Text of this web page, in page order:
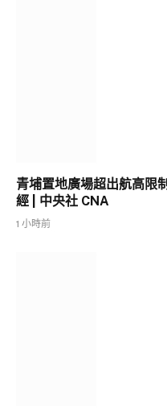
青埔置地廣場超出航高
經 | 中央社 CNA
1 小時前